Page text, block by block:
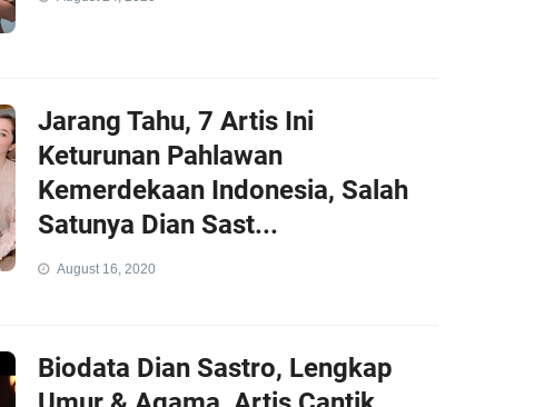
Jarang Tahu, 7 Artis Ini
Keturunan Pahlawan
Kemerdekaan Indonesia, Salah
Satunya Dian Sast...
August 16, 2020
Biodata Dian Sastro, Lengkap